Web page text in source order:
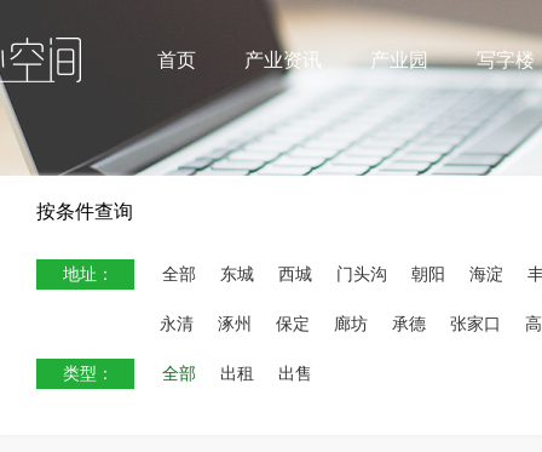
首页 产业资讯 产业园 写字楼
按条件查询
地址： 全部 东城 西城 门头沟 朝阳 海淀
永清 涿州 保定 廊坊 承德 张家口
类型： 全部 出租 出售